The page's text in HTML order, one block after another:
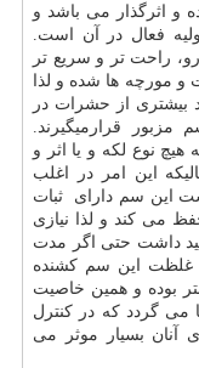
و اثرگذار می باشد و
فعال در آن است.
راحت تر و سریع تر
و مورچه ها شده و لذا
بیشتری از حشرات در
قرارمیگیرند.
نوع لکه و یا اثر و
این امر در اغلب
این سم دارای ثبات
می کند و لذا نیازی
داشت حتی اگر مدت
غلظت این سم کشنده
بوده و همین خاصیت
می گردد که در کنترل
آنان بسیار موثر می